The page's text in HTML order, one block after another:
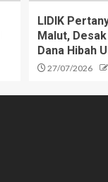
LIDIK
Malut,
Dana Hibah
27/07/2026